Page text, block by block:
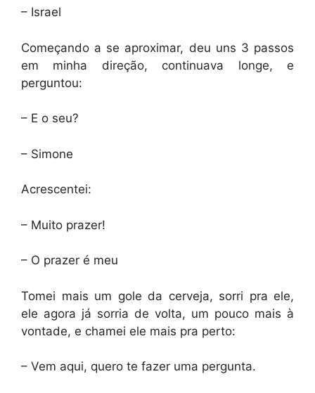
– Israel
Começando a se aproximar, deu uns 3 passos
em minha direção, continuava longe, e
perguntou:
– E o seu?
– Simone
Acrescentei:
– Muito prazer!
– O prazer é meu
Tomei mais um gole da cerveja, sorri pra ele,
ele agora já sorria de volta, um pouco mais à
vontade, e chamei ele mais pra perto:
– Vem aqui, quero te fazer uma pergunta.